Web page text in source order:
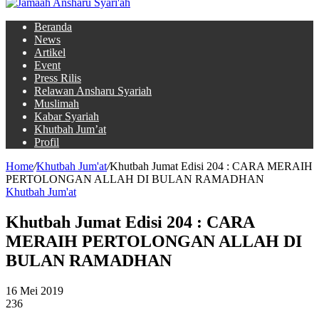
Beranda
News
Artikel
Event
Press Rilis
Relawan Ansharu Syariah
Muslimah
Kabar Syariah
Khutbah Jum’at
Profil
Home/Khutbah Jum'at/Khutbah Jumat Edisi 204 : CARA MERAIH
PERTOLONGAN ALLAH DI BULAN RAMADHAN
Khutbah Jum'at
Khutbah Jumat Edisi 204 : CARA
MERAIH PERTOLONGAN ALLAH DI
BULAN RAMADHAN
16 Mei 2019
236